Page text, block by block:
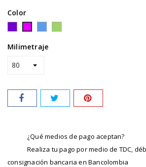
Color
Milimetraje
¿Qué medios de pago aceptan?
Realiza tu pago por medio de TDC,
consignación bancaria en Bancolombia